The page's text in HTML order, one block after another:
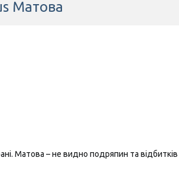
Матова
Матова – не видно подряпин та відбитків